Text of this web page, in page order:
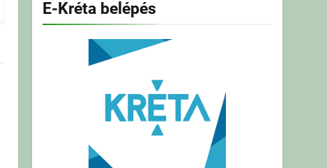
E-Kréta belépés